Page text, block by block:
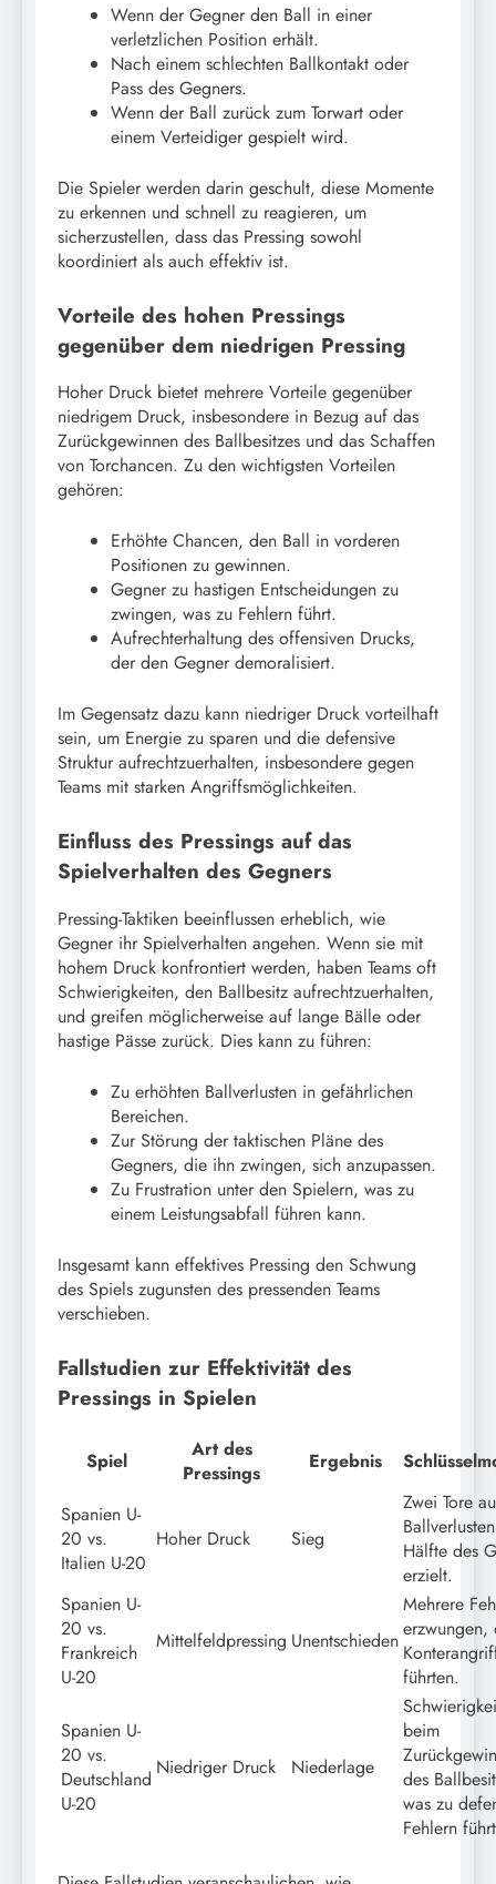
Wenn der Gegner den Ball in einer
verletzlichen Position erhält.
Nach einem schlechten Ballkontakt oder
Pass des Gegners.
Wenn der Ball zurück zum Torwart oder
einem Verteidiger gespielt wird.
Die Spieler werden darin geschult, diese Momente
zu erkennen und schnell zu reagieren, um
sicherzustellen, dass das Pressing sowohl
koordiniert als auch effektiv ist.
Vorteile des hohen Pressings
gegenüber dem niedrigen Pressing
Hoher Druck bietet mehrere Vorteile gegenüber
niedrigem Druck, insbesondere in Bezug auf das
Zurückgewinnen des Ballbesitzes und das Schaffen
von Torchancen. Zu den wichtigsten Vorteilen
gehören:
Erhöhte Chancen, den Ball in vorderen
Positionen zu gewinnen.
Gegner zu hastigen Entscheidungen zu
zwingen, was zu Fehlern führt.
Aufrechterhaltung des offensiven Drucks,
der den Gegner demoralisiert.
Im Gegensatz dazu kann niedriger Druck vorteilhaft
sein, um Energie zu sparen und die defensive
Struktur aufrechtzuerhalten, insbesondere gegen
Teams mit starken Angriffsmöglichkeiten.
Einfluss des Pressings auf das
Spielverhalten des Gegners
Pressing-Taktiken beeinflussen erheblich, wie
Gegner ihr Spielverhalten angehen. Wenn sie mit
hohem Druck konfrontiert werden, haben Teams oft
Schwierigkeiten, den Ballbesitz aufrechtzuerhalten,
und greifen möglicherweise auf lange Bälle oder
hastige Pässe zurück. Dies kann zu führen:
Zu erhöhten Ballverlusten in gefährlichen
Bereichen.
Zur Störung der taktischen Pläne des
Gegners, die ihn zwingen, sich anzupassen.
Zu Frustration unter den Spielern, was zu
einem Leistungsabfall führen kann.
Insgesamt kann effektives Pressing den Schwung
des Spiels zugunsten des pressenden Teams
verschieben.
Fallstudien zur Effektivität des
Pressings in Spielen
Spiel
Art des
Pressings
Ergebnis
Spanien U-
20 vs.
Italien U-20
Hoher Druck Sieg
Zwei Tore
Hälfte des
erzielt.
Spanien U-
20 vs.
Frankreich
U-20
Mittelfeldpressing Unentschieden
Mehrere
erzwungen,
führten.
Spanien U-
20 vs.
Deutschland
U-20
Niedriger Druck Niederlage
beim
des
was zu
Fehlern